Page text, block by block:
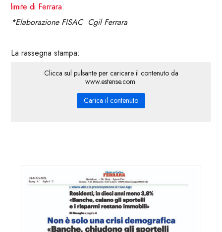
limite di Ferrara.
*Elaborazione FISAC Cgil Ferrara
La rassegna stampa:
Clicca sul pulsante per caricare il contenuto da
www.estense.com.
Carica il contenuto